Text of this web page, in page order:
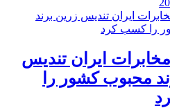
ایران تندیس
محبوب کشور را